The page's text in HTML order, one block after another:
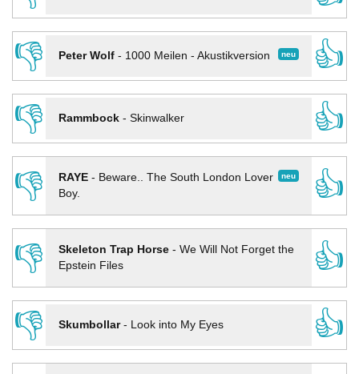
👎
neu
Peter Wolf- 1000 Meilen - Akustikversion
👍
👎
Rammbock- Skinwalker
👍
👎
neu
RAYE- Beware.. The South London Lover
Boy.
👍
👎 Skeleton Trap Horse- We Will Not Forget the
Epstein Files
👍
👎
Skumbollar- Look into My Eyes
👍